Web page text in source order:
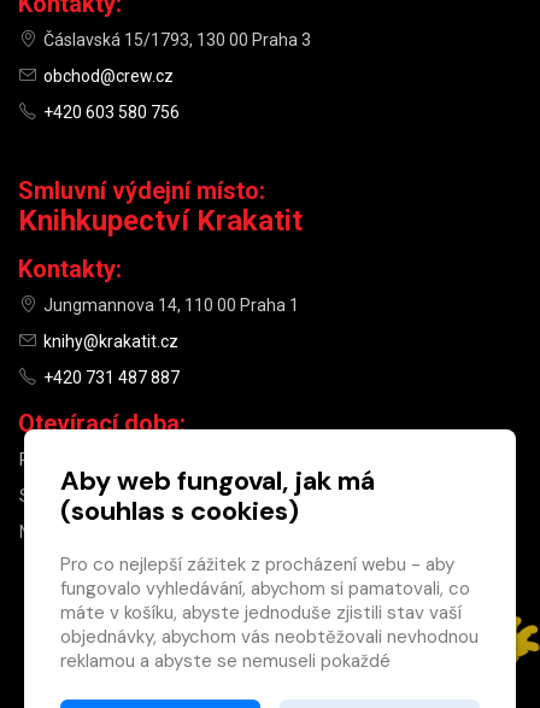
×
Máte u nás již
registrovaný
účet?
Čáslavská 15/1793, 130 00 Praha 3
obchod@crew.cz
+420 603 580 756
Smluvní výdejní místo:
Knihkupectví Krakatit
Kontakty:
Jungmannova 14, 110 00 Praha 1
knihy@krakatit.cz
+420 731 487 887
Otevírací doba:
PO–PÁ
SO
10:00–13:00
NE
Aby web fungoval, jak má
(souhlas s cookies)
Pro co nejlepší zážitek z procházení webu - aby
fungovalo vyhledávání, abychom si pamatovali, co
máte v košíku, abyste jednoduše zjistili stav vaší
objednávky, abychom vás neobtěžovali nevhodnou
reklamou a abyste se nemuseli pokaždé